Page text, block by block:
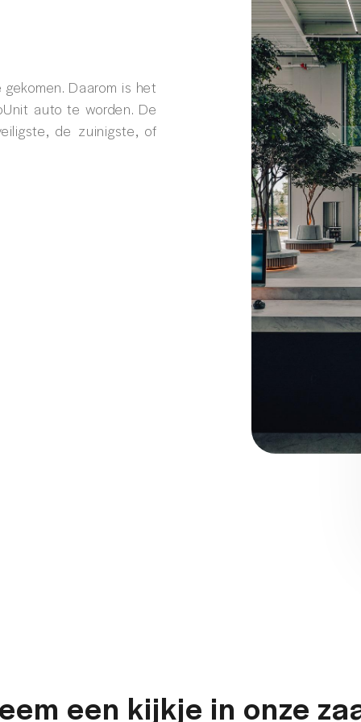
Daarom is het
auto te worden. De
de zuinigste, of
een kijkje in onze